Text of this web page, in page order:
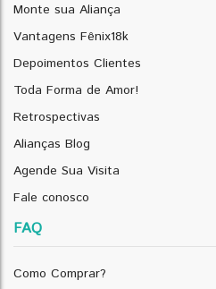
Monte sua Aliança
Vantagens Fênix18k
Depoimentos Clientes
Toda Forma de Amor!
Retrospectivas
Alianças Blog
Agende Sua Visita
Fale conosco
FAQ
Como Comprar?